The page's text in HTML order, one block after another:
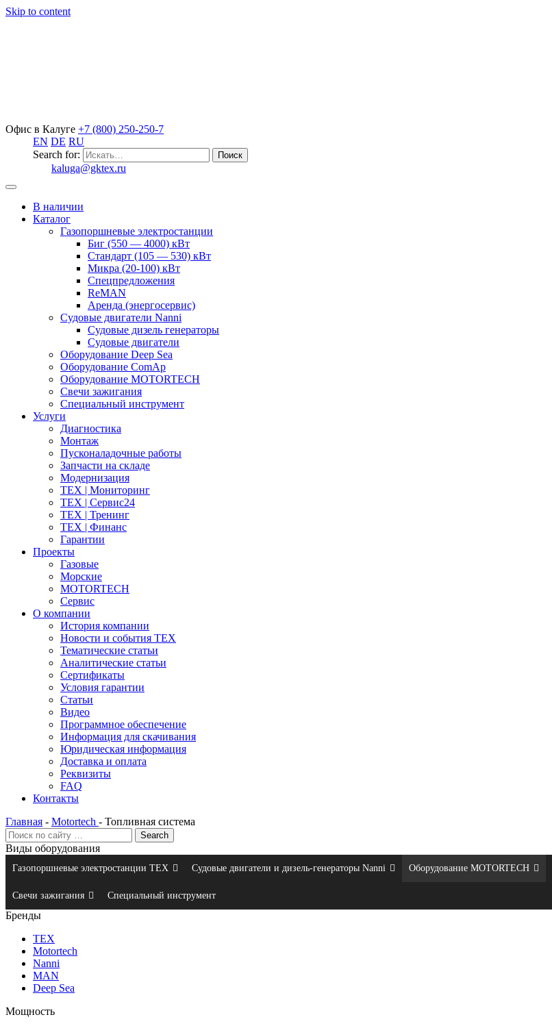
Skip to content
Офис в Калуге +7 (800) 250-250-7
EN DE RU
Search for:
kaluga@gktex.ru
В наличии
Каталог
Газопоршневые электростанции
Биг (550 — 4000) кВт
Стандарт (105 — 530) кВт
Микра (20-100) кВт
Спецпредложения
ReMAN
Аренда (энергосервис)
Судовые двигатели Nanni
Судовые дизель генераторы
Судовые двигатели
Оборудование Deep Sea
Оборудование ComAp
Оборудование MOTORTECH
Свечи зажигания
Специальный инструмент
Услуги
Диагностика
Монтаж
Пусконаладочные работы
Запчасти на складе
Модернизация
ТЕХ | Мониторинг
ТЕХ | Сервис24
ТЕХ | Тренинг
ТЕХ | Финанс
Гарантии
Проекты
Газовые
Морские
MOTORTECH
Сервис
О компании
История компании
Новости и события ТЕХ
Тематические статьи
Аналитические статьи
Сертификаты
Условия гарантии
Статьи
Видео
Программное обеспечение
Информация для скачивания
Юридическая информация
Доставка и оплата
Реквизиты
FAQ
Контакты
Главная - Motortech - Топливная система
Виды оборудования
Газопоршневые электростанции ТЕХ Судовые двигатели и дизель-генераторы Nanni Оборудование MOTORTECH
Свечи зажигания Специальный инструмент
Бренды
ТЕХ
Motortech
Nanni
MAN
Deep Sea
Мощность